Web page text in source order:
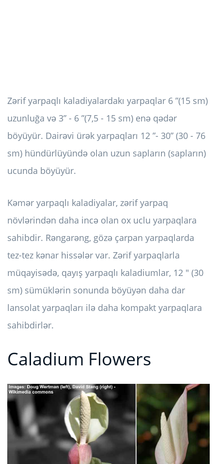
Zərif yarpaqlı kaladiyalardakı yarpaqlar 6 ”(15 sm)
uzunluğa və 3” - 6 ”(7,5 - 15 sm) enə qədər
böyüyür. Dairəvi ürək yarpaqları 12 ”- 30” (30 - 76
sm) hündürlüyündə olan uzun sapların (sapların)
ucunda böyüyür.
Kəmər yarpaqlı kaladiyalar, zərif yarpaq
növlərindən daha incə olan ox uclu yarpaqlara
sahibdir. Rəngarəng, gözə çarpan yarpaqlarda
tez-tez kənar hissələr var. Zərif yarpaqlarla
müqayisədə, qayış yarpaqlı kaladiumlar, 12 ″ (30
sm) sümüklərin sonunda böyüyən daha dar
lansolat yarpaqları ilə daha kompakt yarpaqlara
sahibdirlər.
Caladium Flowers